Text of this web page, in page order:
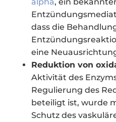
dass die
eine
Reduktion von
Aktivität des
Regulierung des
beteiligt ist, wurde
Schutz des